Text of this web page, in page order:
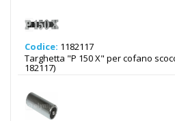
Codice: 1182117
Targhetta "P 150 X" per cofano
182117)